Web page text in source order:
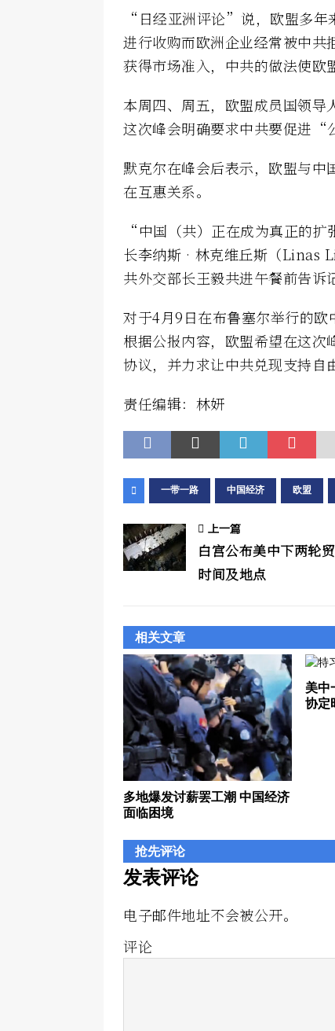
“日经亚洲评论”说，欧盟多年
进行收购而欧洲企业经常被中共
获得市场准入，中共的做法使欧
本周四、周五，欧盟成员国领导
这次峰会明确要求中共要促进“
默克尔在峰会后表示，欧盟与中
在互惠关系。
“中国（共）正在成为真正的
长李纳斯‧林克维丘斯（Linas
共外交部长王毅共进午餐前告诉
对于4月9日在布鲁塞尔举行的欧
根据公报内容，欧盟希望在这次
协议，并力求让中共兑现支持自
责任编辑：林妍
一带一路 中国经济 欧盟
上一篇
白宫公布美中下两轮
时间及地点
相关文章
多地爆发讨薪罢工潮 中国经济
面临困境
美中
协定
抢先评论
发表评论
电子邮件地址不会被公开。
评论